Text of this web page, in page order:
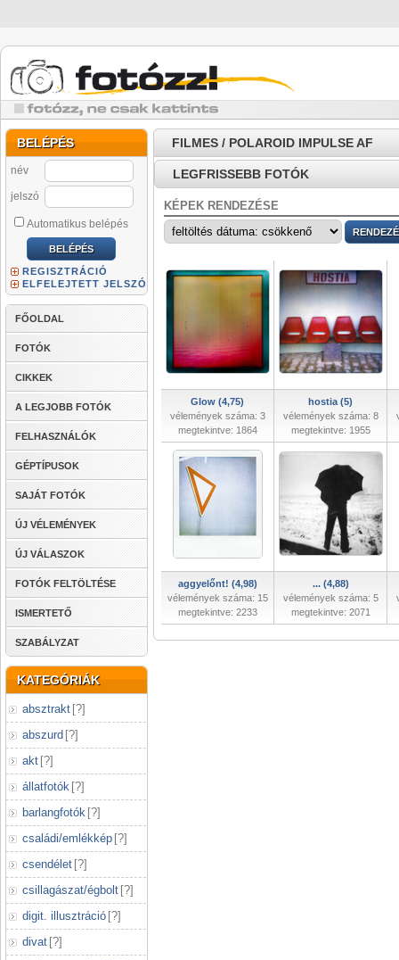
BELÉPÉS
név
jelszó
Automatikus belépés
REGISZTRÁCIÓ
ELFELEJTETT JELSZÓ
FŐOLDAL
FOTÓK
CIKKEK
A LEGJOBB FOTÓK
FELHASZNÁLÓK
GÉPTÍPUSOK
SAJÁT FOTÓK
ÚJ VÉLEMÉNYEK
ÚJ VÁLASZOK
FOTÓK FELTÖLTÉSE
ISMERTETŐ
SZABÁLYZAT
KATEGÓRIÁK
absztrakt [?]
abszurd [?]
akt [?]
állatfotók [?]
barlangfotók [?]
családi/emlékkép [?]
csendélet [?]
csillagászat/égbolt [?]
digit. illusztráció [?]
divat [?]
FILMES / POLAROID IMPULSE AF
LEGFRISSEBB FOTÓK
KÉPEK RENDEZÉSE
Glow (4,75)
vélemények száma: 3
megtekintve: 1864
hostia (5)
vélemények száma: 8
megtekintve: 1955
aggyelőnt! (4,98)
vélemények száma: 15
megtekintve: 2233
... (4,88)
vélemények száma: 5
megtekintve: 2071